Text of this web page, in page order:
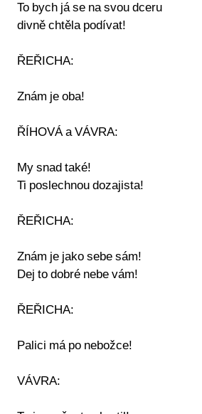
To bych já se na svou dceru
divně chtěla podívat!
ŘEŘICHA:
Znám je oba!
ŘÍHOVÁ a VÁVRA:
My snad také!
Ti poslechnou dozajista!
ŘEŘICHA:
Znám je jako sebe sám!
Dej to dobré nebe vám!
ŘEŘICHA:
Palici má po nebožce!
VÁVRA: